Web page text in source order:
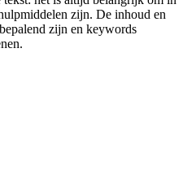
zijn. De inhoud en
zijn en keywords